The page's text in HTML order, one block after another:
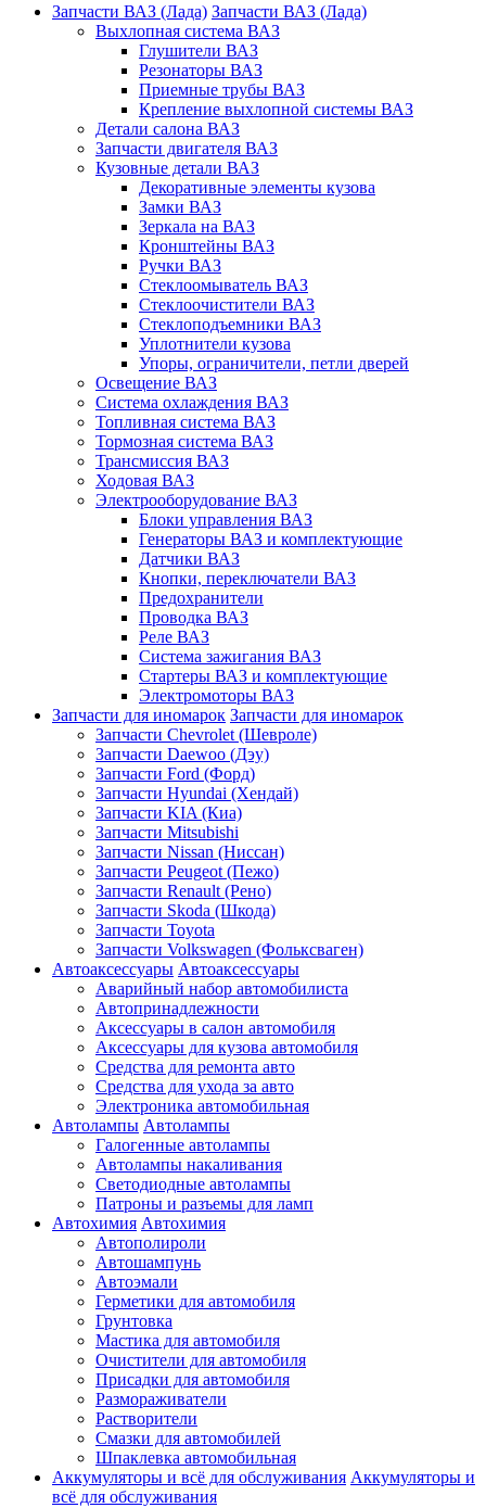
Запчасти ВАЗ (Лада) Запчасти ВАЗ (Лада)
Выхлопная система ВАЗ
Глушители ВАЗ
Резонаторы ВАЗ
Приемные трубы ВАЗ
Крепление выхлопной системы ВАЗ
Детали салона ВАЗ
Запчасти двигателя ВАЗ
Кузовные детали ВАЗ
Декоративные элементы кузова
Замки ВАЗ
Зеркала на ВАЗ
Кронштейны ВАЗ
Ручки ВАЗ
Стеклоомыватель ВАЗ
Стеклоочистители ВАЗ
Стеклоподъемники ВАЗ
Уплотнители кузова
Упоры, ограничители, петли дверей
Освещение ВАЗ
Система охлаждения ВАЗ
Топливная система ВАЗ
Тормозная система ВАЗ
Трансмиссия ВАЗ
Ходовая ВАЗ
Электрооборудование ВАЗ
Блоки управления ВАЗ
Генераторы ВАЗ и комплектующие
Датчики ВАЗ
Кнопки, переключатели ВАЗ
Предохранители
Проводка ВАЗ
Реле ВАЗ
Система зажигания ВАЗ
Стартеры ВАЗ и комплектующие
Электромоторы ВАЗ
Запчасти для иномарок Запчасти для иномарок
Запчасти Chevrolet (Шевроле)
Запчасти Daewoo (Дэу)
Запчасти Ford (Форд)
Запчасти Hyundai (Хендай)
Запчасти KIA (Киа)
Запчасти Mitsubishi
Запчасти Nissan (Ниссан)
Запчасти Peugeot (Пежо)
Запчасти Renault (Рено)
Запчасти Skoda (Шкода)
Запчасти Toyota
Запчасти Volkswagen (Фольксваген)
Автоаксессуары Автоаксессуары
Аварийный набор автомобилиста
Автопринадлежности
Аксессуары в салон автомобиля
Аксессуары для кузова автомобиля
Средства для ремонта авто
Средства для ухода за авто
Электроника автомобильная
Автолампы Автолампы
Галогенные автолампы
Автолампы накаливания
Светодиодные автолампы
Патроны и разъемы для ламп
Автохимия Автохимия
Автополироли
Автошампунь
Автоэмали
Герметики для автомобиля
Грунтовка
Мастика для автомобиля
Очистители для автомобиля
Присадки для автомобиля
Размораживатели
Растворители
Смазки для автомобилей
Шпаклевка автомобильная
Аккумуляторы и всё для обслуживания Аккумуляторы и
всё для обслуживания